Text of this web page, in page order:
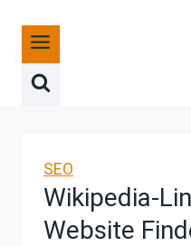
SEO
Wikipedia-
Website